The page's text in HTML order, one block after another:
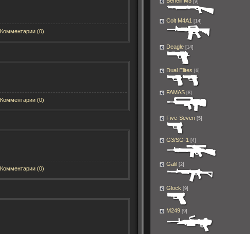
Комментарии (0)
Комментарии (0)
Комментарии (0)
[9]
Colt M4A1 [14]
Deagle [14]
Dual Elites [6]
FAMAS [8]
Five-Seven [5]
G3/SG-1 [4]
Galil [2]
Glock [9]
M249 [9]